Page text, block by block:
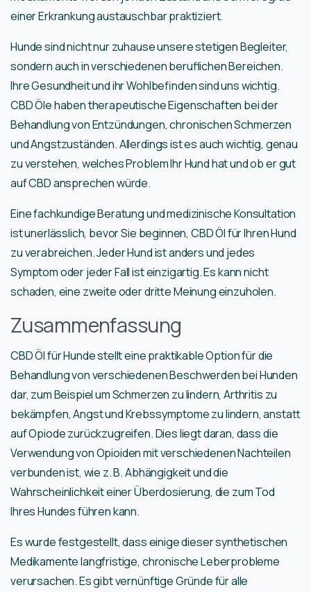
einer Erkrankung austauschbar praktiziert.
Hunde sind nicht nur zuhause unsere stetigen Begleiter,
sondern auch in verschiedenen beruflichen Bereichen.
Ihre Gesundheit und ihr Wohlbefinden sind uns wichtig.
CBD Öle haben therapeutische Eigenschaften bei der
Behandlung von Entzündungen, chronischen Schmerzen
und Angstzuständen. Allerdings ist es auch wichtig, genau
zu verstehen, welches Problem Ihr Hund hat und ob er gut
auf CBD ansprechen würde.
Eine fachkundige Beratung und medizinische Konsultation
ist unerlässlich, bevor Sie beginnen, CBD Öl für Ihren Hund
zu verabreichen. Jeder Hund ist anders und jedes
Symptom oder jeder Fall ist einzigartig. Es kann nicht
schaden, eine zweite oder dritte Meinung einzuholen.
Zusammenfassung
CBD Öl für Hunde stellt eine praktikable Option für die
Behandlung von verschiedenen Beschwerden bei Hunden
dar, zum Beispiel um Schmerzen zu lindern, Arthritis zu
bekämpfen, Angst und Krebssymptome zu lindern, anstatt
auf Opiode zurückzugreifen. Dies liegt daran, dass die
Verwendung von Opioiden mit verschiedenen Nachteilen
verbunden ist, wie z. B. Abhängigkeit und die
Wahrscheinlichkeit einer Überdosierung, die zum Tod
Ihres Hundes führen kann.
Es wurde festgestellt, dass einige dieser synthetischen
Medikamente langfristige, chronische Leberprobleme
verursachen. Es gibt vernünftige Gründe für alle